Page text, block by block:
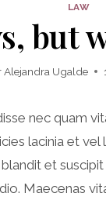
LAW
but
Alejandra Ugalde
nec quam
lacinia et
et
Maecenas